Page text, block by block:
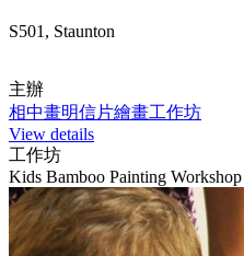
S501, Staunton
主辦
相中畫明信片繪畫工作坊
View details
工作坊
Kids Bamboo Painting Workshop